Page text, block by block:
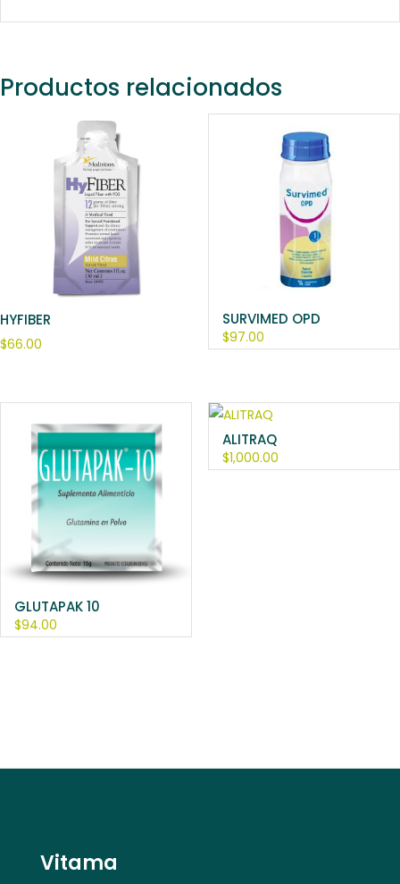
Productos relacionados
HYFIBER
$66.00
SURVIMED OPD
$97.00
GLUTAPAK 10
$94.00
ALITRAQ
$1,000.00
Vitama